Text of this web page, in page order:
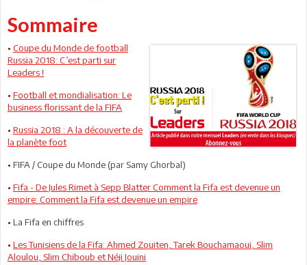
Sommaire
• Coupe du Monde de football
Russia 2018: C’est parti sur
Leaders !
• Football et mondialisation: Le
business florissant de la FIFA
• Russia 2018 : A la découverte de
la planète foot
• FIFA / Coupe du Monde (par Samy Ghorbal)
• Fifa - De Jules Rimet à Sepp Blatter Comment la Fifa est devenue un
empire: Comment la Fifa est devenue un empire
• La Fifa en chiffres
• Les Tunisiens de la Fifa: Ahmed Zouiten, Tarek Bouchamaoui, Slim
Aloulou, Slim Chiboub et Néji Jouini